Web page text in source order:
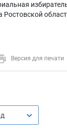
Ростовской
Версия для печати